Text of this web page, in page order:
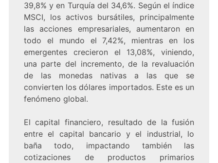
39,8% y en Turquía del 34,6%. Según el índice
MSCI, los activos bursátiles, principalmente
las acciones empresariales, aumentaron en
todo el mundo el 7,42%, mientras en los
emergentes crecieron el 13,08%, viniendo,
una parte del incremento, de la revaluación
de las monedas nativas a las que se
convierten los dólares importados. Este es un
fenómeno global.
El capital financiero, resultado de la fusión
entre el capital bancario y el industrial, lo
baña todo, impactando también las
cotizaciones de productos primarios